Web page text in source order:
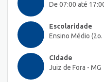
De 07:00 até
Escolaridade
Ensino Médio
Cidade
Juiz de Fora - MG